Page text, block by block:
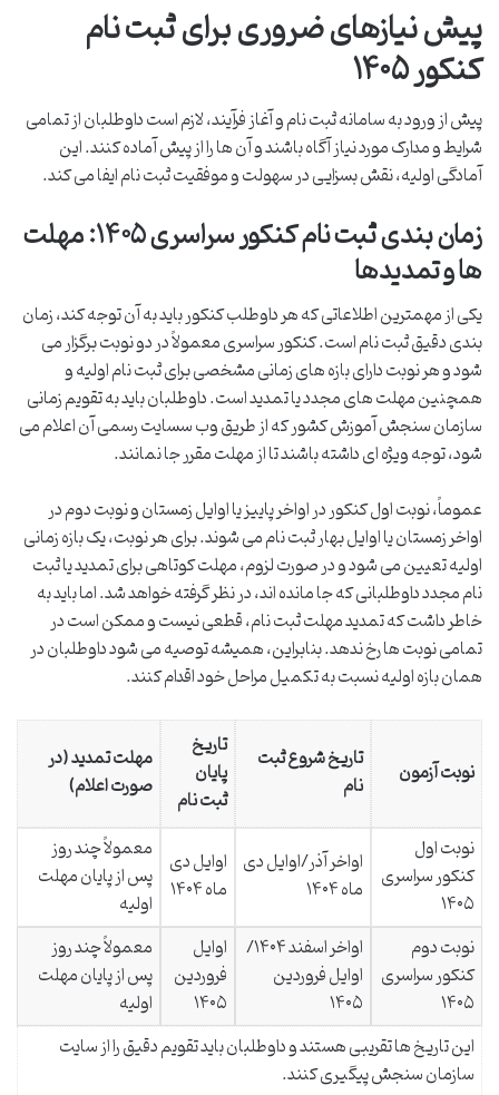
پیش نیازهای ضروری برای ثبت نام
کنکور ۱۴۰۵
پیش از ورود به سامانه ثبت نام و آغاز فرآیند، لازم است داوطلبان از تمامی
شرایط و مدارک مورد نیاز آگاه باشند و آن ها را از پیش آماده کنند. این
آمادگی اولیه، نقش بسزایی در سهولت و موفقیت ثبت نام ایفا می کند.
زمان بندی ثبت نام کنکور سراسری ۱۴۰۵: مهلت
ها و تمدیدها
یکی از مهمترین اطلاعاتی که هر داوطلب کنکور باید به آن توجه کند، زمان
بندی دقیق ثبت نام است. کنکور سراسری معمولاً در دو نوبت برگزار می
شود و هر نوبت دارای بازه های زمانی مشخصی برای ثبت نام اولیه و
همچنین مهلت های مجدد یا تمدید است. داوطلبان باید به تقویم زمانی
سازمان سنجش آموزش کشور که از طریق وب سسایت رسمی آن اعلام می
شود، توجه ویژه ای داشته باشند تا از مهلت مقرر جا نمانند.
عموماً، نوبت اول کنکور در اواخر پاییز یا اوایل زمستان و نوبت دوم در
اواخر زمستان یا اوایل بهار ثبت نام می شوند. برای هر نوبت، یک بازه زمانی
اولیه تعیین می شود و در صورت لزوم، مهلت کوتاهی برای تمدید یا ثبت
نام مجدد داوطلبانی که جا مانده اند، در نظر گرفته خواهد شد. اما باید به
خاطر داشت که تمدید مهلت ثبت نام، قطعی نیست و ممکن است در
تمامی نوبت ها رخ ندهد. بنابراین، همیشه توصیه می شود داوطلبان در
همان بازه اولیه نسبت به تکمیل مراحل خود اقدام کنند.
نوبت آزمون تاریخ شروع ثبت
نام
تاریخ
پایان
ثبت نام
مهلت تمدید (در
صورت اعلام)
نوبت اول
کنکور سراسری
۱۴۰۵
اواخر آذر/اوایل دی
ماه ۱۴۰۴
اوایل دی
ماه ۱۴۰۴
معمولاً چند روز
پس از پایان مهلت
اولیه
نوبت دوم
کنکور سراسری
۱۴۰۵
اواخر اسفند ۱۴۰۴/
اوایل فروردین
۱۴۰۵
اوایل
فروردین
۱۴۰۵
معمولاً چند روز
پس از پایان مهلت
اولیه
این تاریخ ها تقریبی هستند و داوطلبان باید تقویم دقیق را از سایت
سازمان سنجش پیگیری کنند.